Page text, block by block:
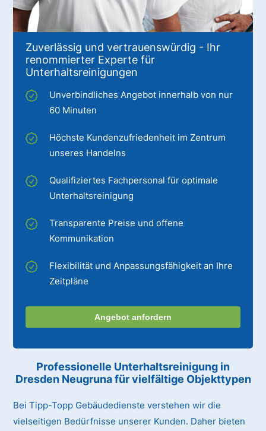
Zuverlässig und vertrauenswürdig - Ihr
renommierter Experte für
Unterhaltsreinigungen
Unverbindliches Angebot innerhalb von nur
60 Minuten
Höchste Kundenzufriedenheit im Zentrum
unseres Handelns
Qualifiziertes Fachpersonal für optimale
Unterhaltsreinigung
Transparente Preise und offene
Kommunikation
Flexibilität und Anpassungsfähigkeit an Ihre
Zeitpläne
Angebot anfordern
Professionelle Unterhaltsreinigung in
Dresden Neugrunafür vielfältige Objekttypen
Bei Tipp-Topp Gebäudedienste verstehen wir die
vielseitigen Bedürfnisse unserer Kunden. Daher bieten